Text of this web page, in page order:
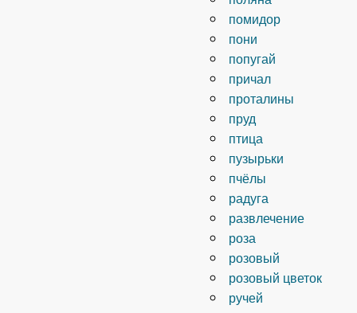
помидор
пони
попугай
причал
проталины
пруд
птица
пузырьки
пчёлы
радуга
развлечение
роза
розовый
розовый цветок
ручей